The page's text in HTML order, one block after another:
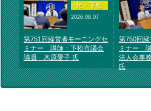
光・下松
2026.08.07
第751回経営者モーニングセ
ミナー 講師：下松市議会
議員 木原愛子 氏
第750回
ミナー
法人会事
氏